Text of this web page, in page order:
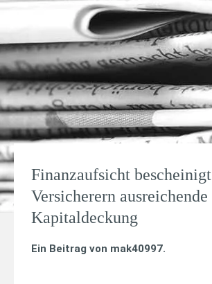
Finanzaufsicht bescheinigt
Versicherern ausreichende
Kapitaldeckung
Ein Beitrag von mak40997.